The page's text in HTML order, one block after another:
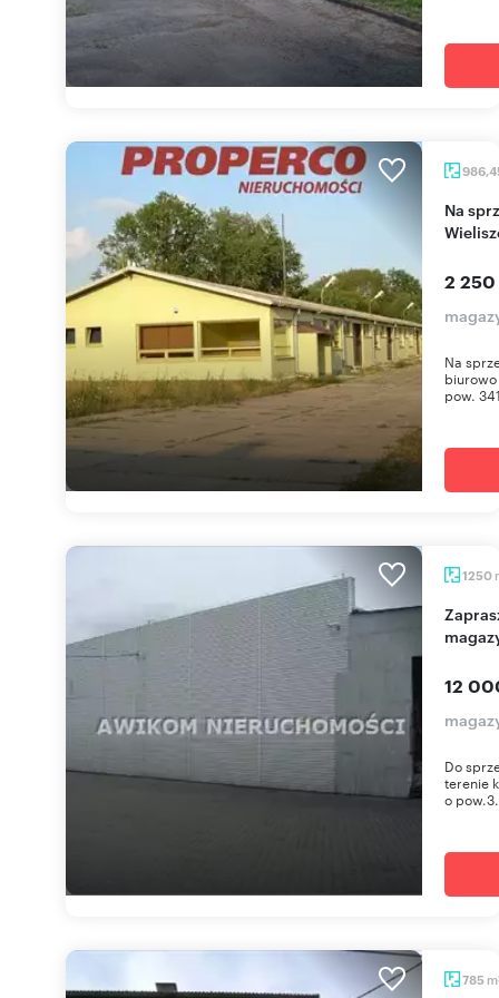
Na sprzedaż magazyn z biurami 986 m² w
2
Na
biurowo
pow.
1250
Zapraszam do obejrzenia nowoczesnego
12
Do
terenie
o
785 m